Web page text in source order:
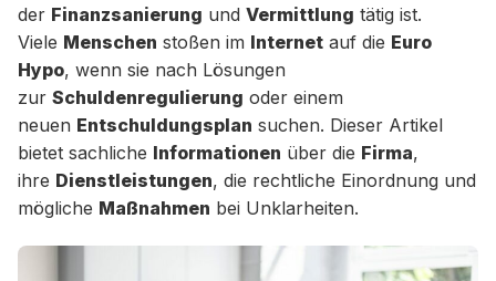
der Finanzsanierung und Vermittlung tätig ist.
Viele Menschen stoßen im Internet auf die Euro
Hypo, wenn sie nach Lösungen
zur Schuldenregulierung oder einem
neuen Entschuldungsplan suchen. Dieser Artikel
bietet sachliche Informationen über die Firma,
ihre Dienstleistungen, die rechtliche Einordnung und
mögliche Maßnahmen bei Unklarheiten.